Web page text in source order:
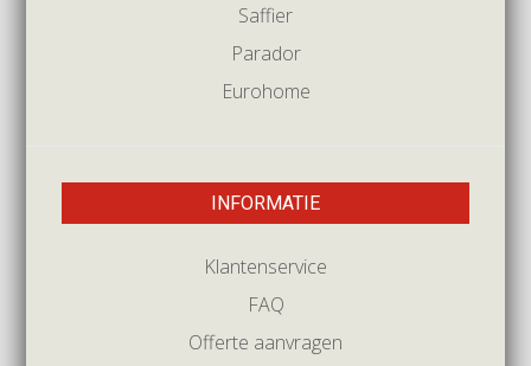
Saffier
Parador
Eurohome
INFORMATIE
Klantenservice
FAQ
Offerte aanvragen